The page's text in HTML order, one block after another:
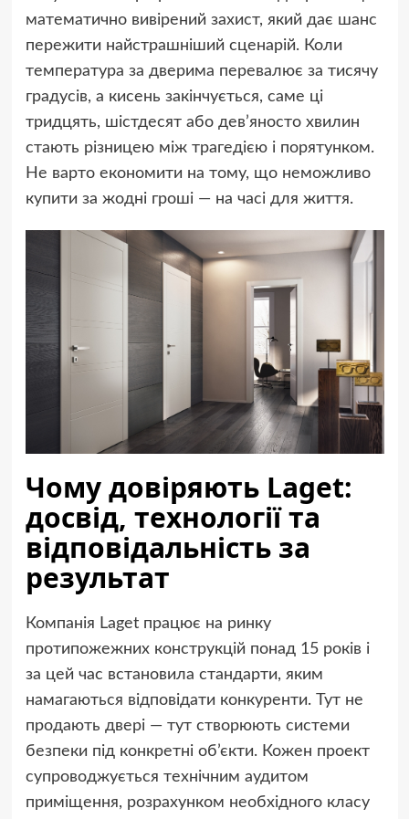
математично вивірений захист, який дає шанс
пережити найстрашніший сценарій. Коли
температура за дверима перевалює за тисячу
градусів, а кисень закінчується, саме ці
тридцять, шістдесят або дев’яносто хвилин
стають різницею між трагедією і порятунком.
Не варто економити на тому, що неможливо
купити за жодні гроші — на часі для життя.
Чому довіряють Laget:
досвід, технології та
відповідальність за
результат
Компанія Laget працює на ринку
протипожежних конструкцій понад 15 років і
за цей час встановила стандарти, яким
намагаються відповідати конкуренти. Тут не
продають двері — тут створюють системи
безпеки під конкретні об’єкти. Кожен проект
супроводжується технічним аудитом
приміщення, розрахунком необхідного класу